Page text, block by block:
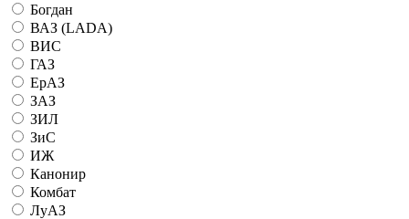
Богдан
ВАЗ (LADA)
ВИС
ГАЗ
ЕрАЗ
ЗАЗ
ЗИЛ
ЗиС
ИЖ
Канонир
Комбат
ЛуАЗ